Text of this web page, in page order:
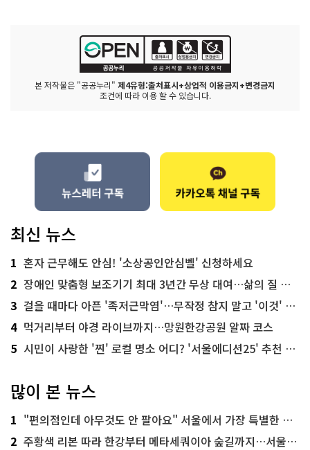
본 저작물은 "공공누리" 제4유형:출처표시+상업적 이용금지+변경금지
조건에 따라 이용 할 수 있습니다.
최신 뉴스
1 혼자 근무해도 안심! '소상공인안심벨' 신청하세요
2 장애인 맞춤형 보조기기 최대 3년간 무상 대여…삶의 질 높인다
3 걸을 때마다 아픈 '족저근막염'…무작정 참지 말고 '이것' 해보세요!
4 먹거리부터 야경 라이브까지…망원한강공원 알짜 코스
5 시민이 사랑한 '찐' 로컬 명소 어디? '서울에디션25' 추천 코스
많이 본 뉴스
1 "편의점인데 아무것도 안 팔아요" 서울에서 가장 특별한 편의점의 정체
2 주황색 리본 따라 한강부터 메타세쿼이아 숲길까지…서울둘레길 15코스